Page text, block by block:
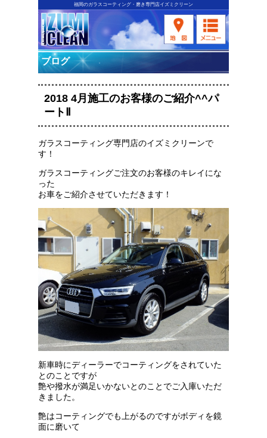
福岡のガラスコーティング・磨き専門店イズミクリーン
ブログ
2018 4月施工のお客様のご紹介^^パ
ートⅡ
ガラスコーティング専門店のイズミクリーンで
す！
ガラスコーティングご注文のお客様のキレイにな
った
お車をご紹介させていただきます！
新車時にディーラーでコーティングをされていた
とのことですが
艶や撥水が満足いかないとのことでご入庫いただ
きました。
艶はコーティングでも上がるのですがボディを鏡
面に磨いて